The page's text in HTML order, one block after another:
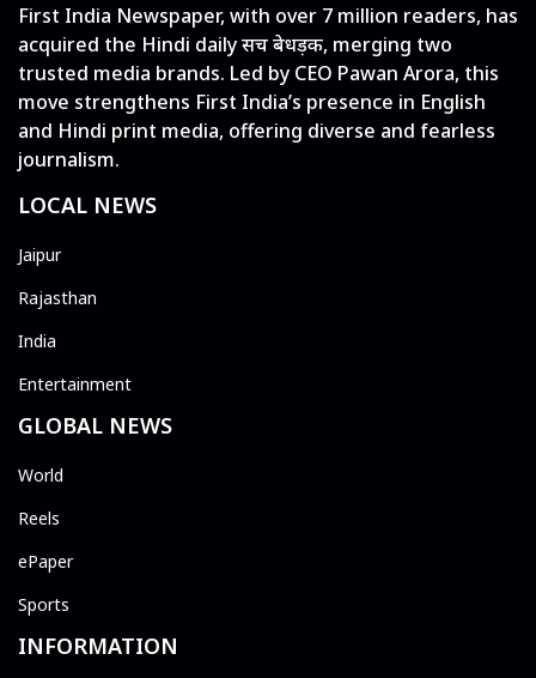
First India Newspaper, with over 7 million readers, has
acquired the Hindi daily सच बेधड़क, merging two
trusted media brands. Led by CEO Pawan Arora, this
move strengthens First India’s presence in English
and Hindi print media, offering diverse and fearless
journalism.
LOCAL NEWS
Jaipur
Rajasthan
India
Entertainment
GLOBAL NEWS
World
Reels
ePaper
Sports
INFORMATION